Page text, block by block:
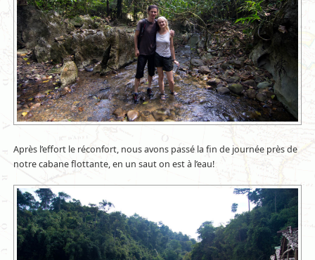
Après l’effort le réconfort, nous avons passé la fin de journée près de
notre cabane flottante, en un saut on est à l’eau!